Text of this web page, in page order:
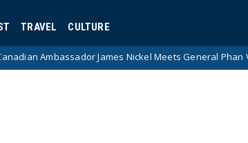
TRAVEL CULTURE
James Nickel Meets General Phan Van Giang: A New